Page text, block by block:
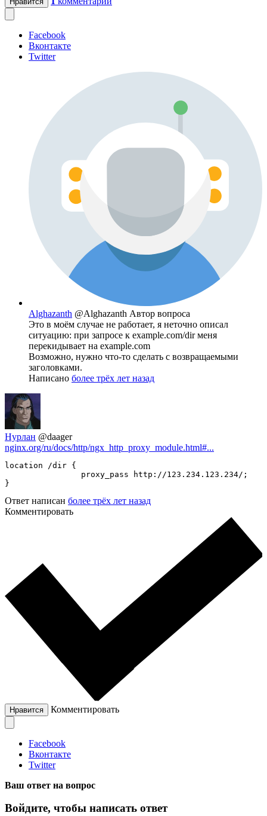
Facebook
Вконтакте
Twitter
Alghazanth @Alghazanth Автор вопроса
Это в моём случае не работает, я неточно описал
ситуацию: при запросе к example.com/dir меня
перекидывает на example.com
Возможно, нужно что-то сделать с возвращаемыми
заголовками.
Написано более трёх лет назад
Нурлан @daager
nginx.org/ru/docs/http/ngx_http_proxy_module.html#...
location /dir {
}
Ответ написан более трёх лет назад
Комментировать
Нравится Комментировать
Facebook
Вконтакте
Twitter
Ваш ответ на вопрос
Войдите, чтобы написать ответ